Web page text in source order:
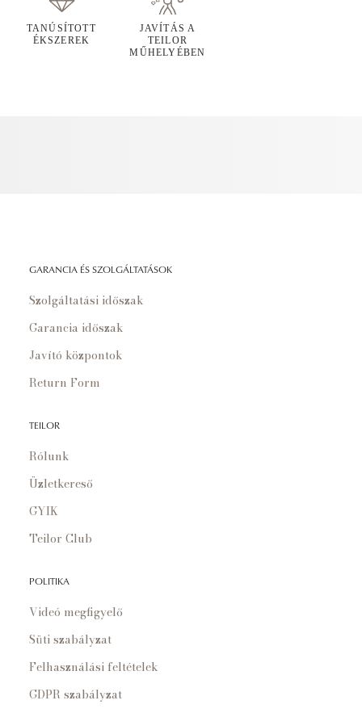
TANÚSÍTOTT
ÉKSZEREK
JAVÍTÁS A
TEILOR
MŰHELYÉBEN
GARANCIA ÉS SZOLGÁLTATÁSOK
Szolgáltatási időszak
Garancia időszak
Javító központok
Return Form
TEILOR
Rólunk
Üzletkereső
GYIK
Teilor Club
POLITIKA
Videó megfigyelő
Süti szabályzat
Felhasználási feltételek
GDPR szabályzat